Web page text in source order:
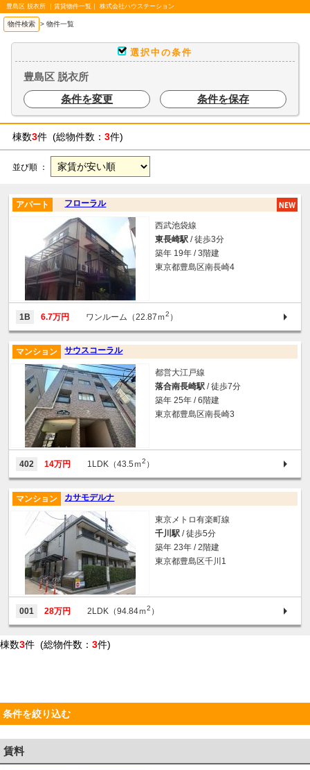
豊島区 脱衣所 ｜賃貸物件一覧｜ 株式会社ハウステーション
物件検索 > 物件一覧
選択中の条件
豊島区 脱衣所
条件を変更
条件を保存
棟数3件 (総物件数： 3件)
並び順 ：
フローラル
アパート
西武池袋線
東長崎駅 / 徒歩3分
築年 19年 / 3階建
東京都豊島区南長崎4
1B 6.7万円 ワンルーム（22.87ｍ2 ）
サウスコーラル
マンション
都営大江戸線
落合南長崎駅 / 徒歩7分
築年 25年 / 6階建
東京都豊島区南長崎3
402 14万円 1LDK（43.5ｍ2 ）
カサモデルナ
マンション
東京メトロ有楽町線
千川駅 / 徒歩5分
築年 23年 / 2階建
東京都豊島区千川1
001 28万円 2LDK（94.84ｍ2 ）
棟数3件 (総物件数： 3件)
条件を絞り込む
賃料